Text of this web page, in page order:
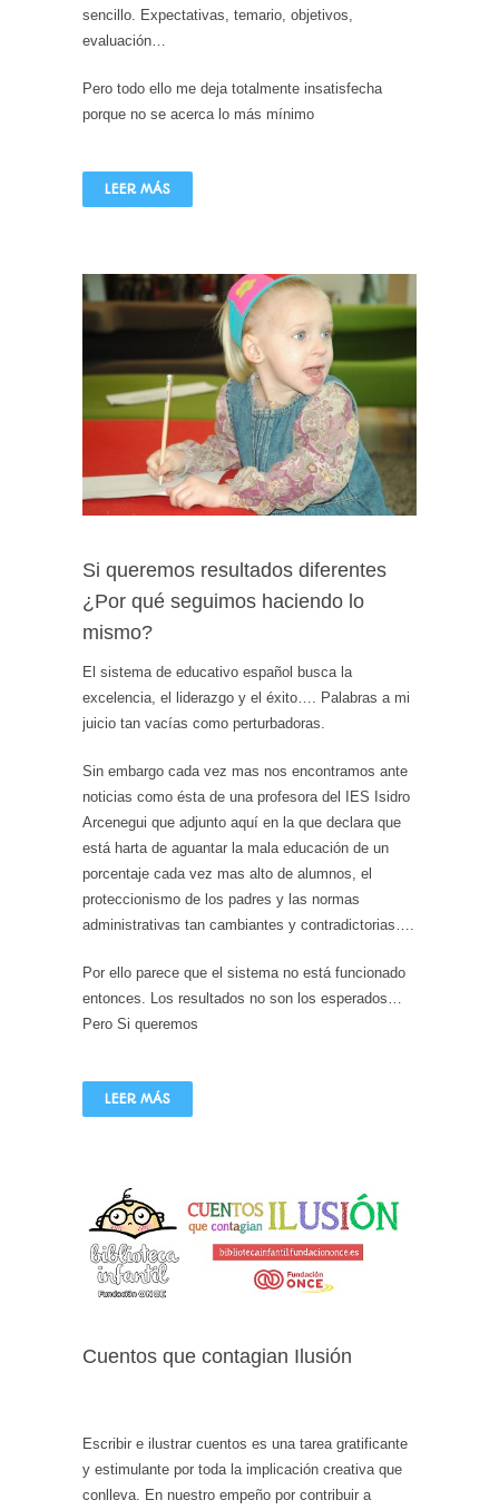
sencillo. Expectativas, temario, objetivos,
evaluación…
Pero todo ello me deja totalmente insatisfecha
porque no se acerca lo más mínimo
LEER MÁS
Si queremos resultados diferentes
¿Por qué seguimos haciendo lo
mismo?
El sistema de educativo español busca la
excelencia, el liderazgo y el éxito…. Palabras a mi
juicio tan vacías como perturbadoras.
Sin embargo cada vez mas nos encontramos ante
noticias como ésta de una profesora del IES Isidro
Arcenegui que adjunto aquí en la que declara que
está harta de aguantar la mala educación de un
porcentaje cada vez mas alto de alumnos, el
proteccionismo de los padres y las normas
administrativas tan cambiantes y contradictorias….
Por ello parece que el sistema no está funcionado
entonces. Los resultados no son los esperados…
Pero Si queremos
LEER MÁS
Cuentos que contagian Ilusión
Escribir e ilustrar cuentos es una tarea gratificante
y estimulante por toda la implicación creativa que
conlleva. En nuestro empeño por contribuir a